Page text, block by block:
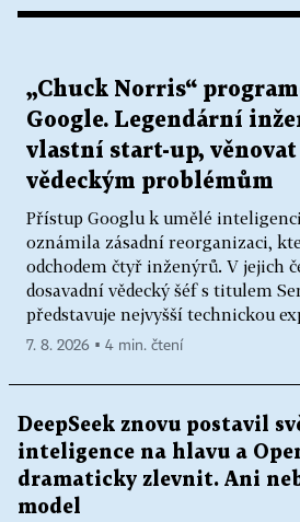
„Chuck Norris“
Google. Legendární
vlastní start-up, věnovat
vědeckým problémům
Přístup Googlu k umělé
oznámila zásadní reorganizaci,
odchodem čtyř inženýrů. V jejich
dosavadní vědecký šéf s titulem
představuje nejvyšší technickou
7. 8. 2026 ▪ 4 min. čtení
DeepSeek znovu postavil
inteligence na hlavu a
dramaticky zlevnit. Ani
model